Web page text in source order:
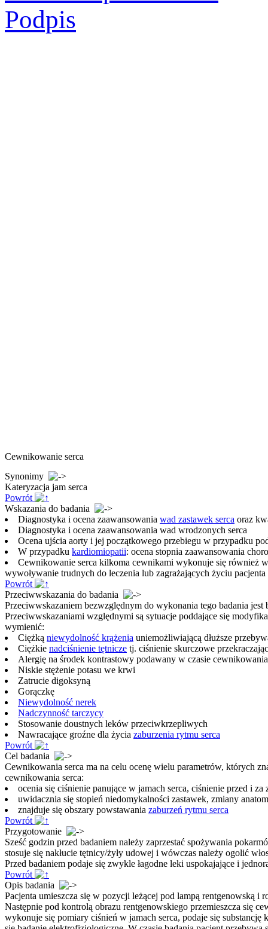
Podpis
Cewnikowanie serca
Synonimy
Kateryzacja jam serca
Powrót
Wskazania do badania
Diagnostyka i ocena zaawansowania wad zastawek serca oraz
Diagnostyka i ocena zaawansowania wad wrodzonych serca
Ocena ujścia aorty i jej początkowego przebiegu w przypadku
W przypadku kardiomiopatii: ocena stopnia zaawansowania
Cewnikowanie serca kilkoma cewnikami wykonuje się również
wywoływanie trudnych do leczenia lub zagrażających życiu pacjenta
Powrót
Przeciwwskazania do badania
Przeciwwskazaniem bezwzględnym do wykonania tego badania jest
Przeciwwskazaniami względnymi są sytuacje poddające się
wymienić:
Ciężką niewydolność krążenia uniemożliwiającą dłuższe
Ciężkie nadciśnienie tętnicze tj. ciśnienie skurczowe
Alergię na środek kontrastowy podawany w czasie
Niskie stężenie potasu we krwi
Zatrucie digoksyną
Gorączkę
Niewydolność nerek
Nadczynność tarczycy
Stosowanie doustnych leków przeciwkrzepliwych
Nawracające groźne dla życia zaburzenia rytmu serca
Powrót
Cel badania
Cewnikowania serca ma na celu ocenę wielu parametrów, których
cewnikowania serca:
ocenia się ciśnienie panujące w jamach serca, ciśnienie przed i za
uwidacznia się stopień niedomykalności zastawek, zmiany
znajduje się obszary powstawania zaburzeń rytmu serca
Powrót
Przygotowanie
Sześć godzin przed badaniem należy zaprzestać spożywania
stosuje się nakłucie tętnicy/żyły udowej i wówczas należy ogolić
Przed badaniem podaje się zwykle łagodne leki uspokajające i
Powrót
Opis badania
Pacjenta umieszcza się w pozycji leżącej pod lampą rentgenowską
Następnie pod kontrolą obrazu rentgenowskiego przemieszcza się
wykonuje się pomiary ciśnień w jamach serca, podaje się